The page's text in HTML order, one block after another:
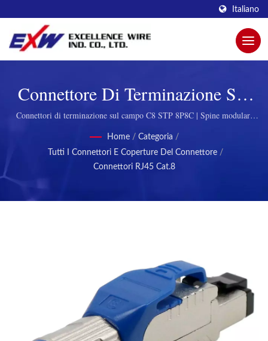
Italiano
Connettore Di Terminazione Sul
Campo Cat8 8P8C STP | Spine
Modulari Innovative Per Una
Maggiore Connettività Di
Connettori di terminazione sul campo C8 STP 8P8C | Spine modulari
Home / Categoria /
Tutti I Connettori E Coperture Del Connettore /
Connettori RJ45 Cat.8